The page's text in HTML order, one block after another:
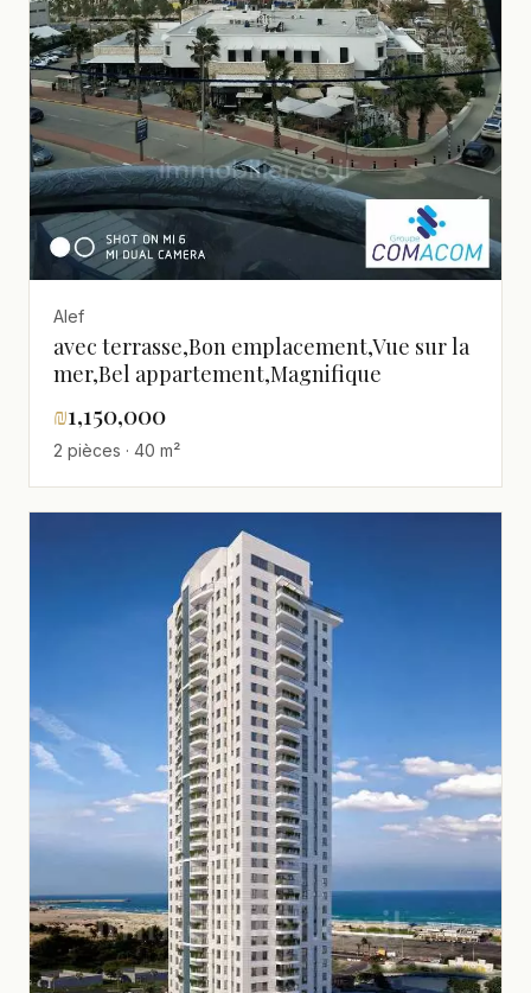
Alef
avec terrasse,Bon emplacement,Vue sur la
mer,Bel appartement,Magnifique
₪1,150,000
2 pièces · 40 m²